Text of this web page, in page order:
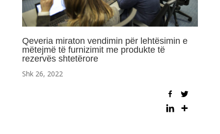
Qeveria miraton vendimin për lehtësimin e
mëtejmë të furnizimit me produkte të
rezervës shtetërore
Shk 26, 2022